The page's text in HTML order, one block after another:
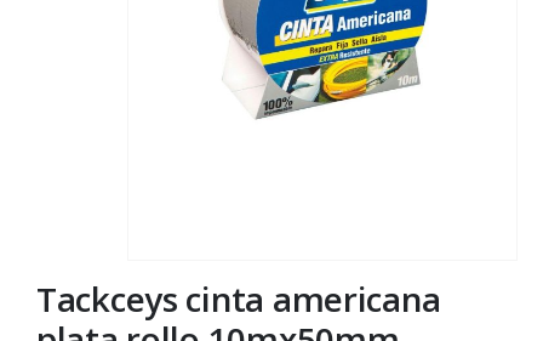
Tackceys cinta americana